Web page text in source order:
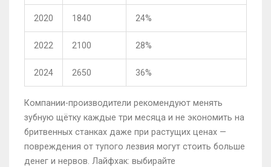
2020 1840 24%
2022 2100 28%
2024 2650 36%
Компании-производители рекомендуют менять
зубную щётку каждые три месяца и не экономить на
бритвенных станках даже при растущих ценах —
повреждения от тупого лезвия могут стоить больше
денег и нервов. Лайфхак: выбирайте